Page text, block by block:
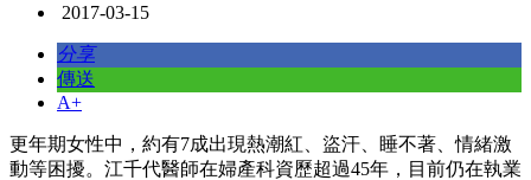
2017-03-15
分享
傳送
A+
更年期女性中，約有7成出現熱潮紅、盜汗、睡不著、情緒激
動等困擾。江千代醫師在婦產科資歷超過45年，目前仍在執業